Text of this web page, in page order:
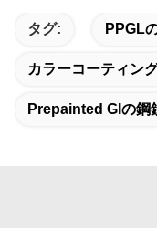
タグ: PPGL
カラーコーティン
Prepainted GIの鋼